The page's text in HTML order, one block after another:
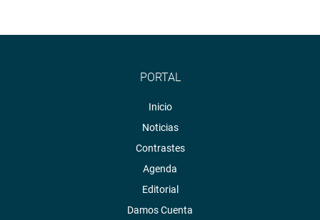
PORTAL
Inicio
Noticias
Contrastes
Agenda
Editorial
Damos Cuenta